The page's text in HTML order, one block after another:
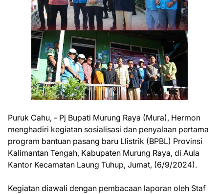
Puruk Cahu, - Pj Bupati Murung Raya (Mura), Hermon
menghadiri kegiatan sosialisasi dan penyalaan pertama
program bantuan pasang baru Llistrik (BPBL) Provinsi
Kalimantan Tengah, Kabupaten Murung Raya, di Aula
Kantor Kecamatan Laung Tuhup, Jumat, (6/9/2024).
Kegiatan diawali dengan pembacaan laporan oleh Staf